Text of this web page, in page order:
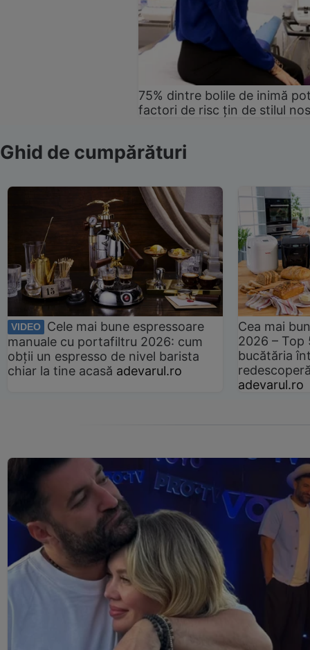
75% dintre bolile de inimă
factori de risc țin de stilul
Ghid de cumpărături
VIDEO
Cele mai bune espressoare
manuale cu portafiltru 2026: cum
obții un espresso de nivel barista
chiar la tine acasă adevarul.ro
Cea mai
2026 –
bucătăria
adevarul.ro